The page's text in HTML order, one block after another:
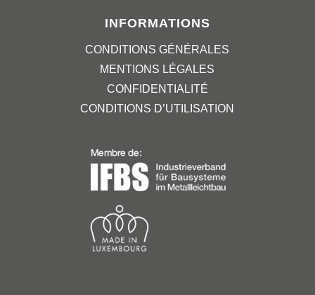
INFORMATIONS
CONDITIONS GÉNÉRALES
MENTIONS LÉGALES
CONFIDENTIALITÉ
CONDITIONS D’UTILISATION